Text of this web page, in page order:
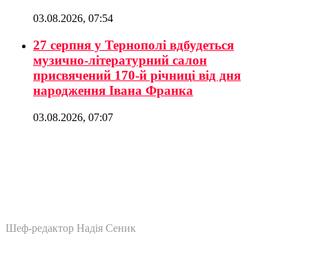
03.08.2026, 07:54
27 серпня у Тернополі вдбудеться
музично-літературний салон
присвячений 170-й річниці від дня
народження Івана Франка
03.08.2026, 07:07
Шеф-редактор Надія Сеник